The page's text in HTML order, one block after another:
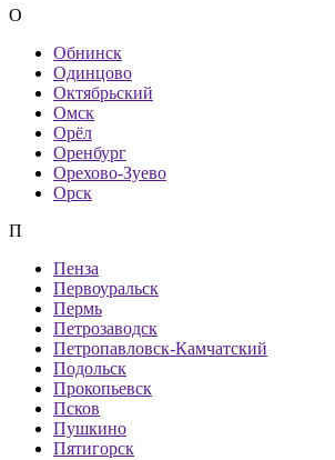
О
Обнинск
Одинцово
Октябрьский
Омск
Орёл
Оренбург
Орехово-Зуево
Орск
П
Пенза
Первоуральск
Пермь
Петрозаводск
Петропавловск-Камчатский
Подольск
Прокопьевск
Псков
Пушкино
Пятигорск